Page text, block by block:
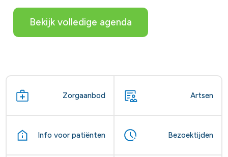
Bekijk volledige agenda
Zorgaanbod Artsen
Info voor patiënten Bezoektijden